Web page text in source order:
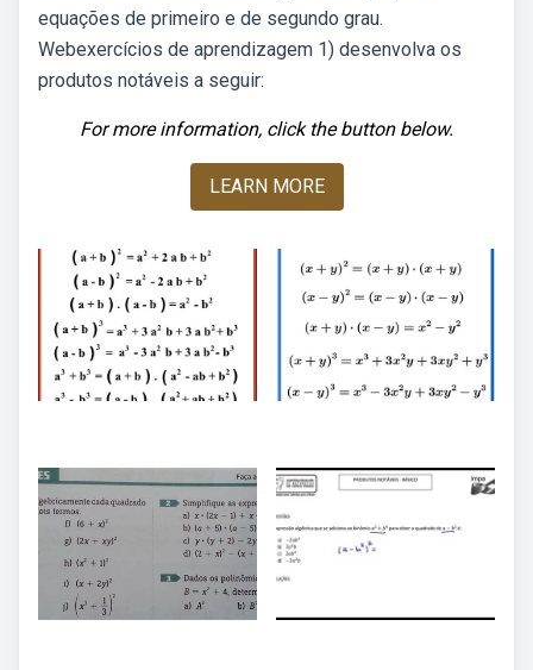
equações de primeiro e de segundo grau.
Webexercícios de aprendizagem 1) desenvolva os
produtos notáveis a seguir:
For more information, click the button below.
LEARN MORE